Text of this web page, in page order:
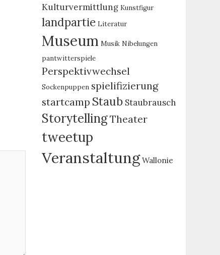
Kulturvermittlung Kunstfigur
landpartie Literatur
Museum Musik Nibelungen
pantwitterspiele
Perspektivwechsel
Sockenpuppen spielifizierung
startcamp Staub Staubrausch
StorytellingTheater
tweetup
Veranstaltung Wallonie